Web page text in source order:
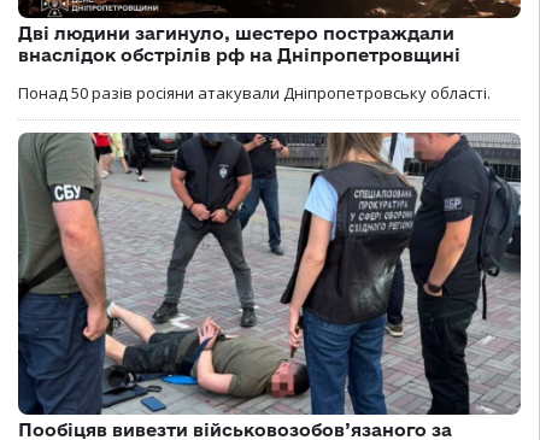
Дві людини загинуло, шестеро постраждали
внаслідок обстрілів рф на Дніпропетровщині
Понад 50 разів росіяни атакували Дніпропетровську області.
Пообіцяв вивезти військовозобов’язаного за